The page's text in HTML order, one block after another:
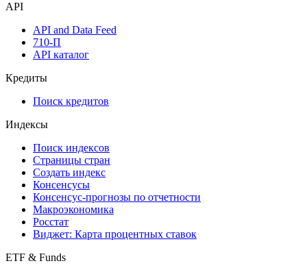
API
API and Data Feed
710-П
API каталог
Кредиты
Поиск кредитов
Индексы
Поиск индексов
Страницы стран
Создать индекс
Консенсусы
Консенсус-прогнозы по отчетности
Макроэкономика
Росстат
Виджет: Карта процентных ставок
ETF & Funds